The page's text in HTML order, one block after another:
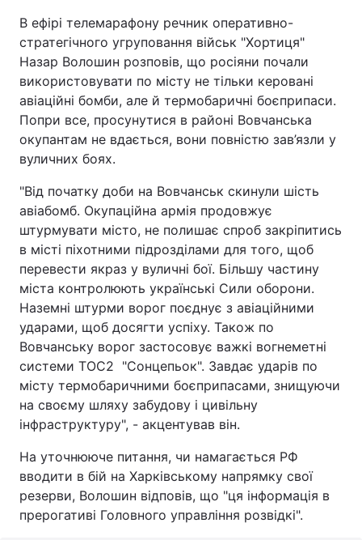
В ефірі телемарафону речник оперативно-
стратегічного угруповання військ "Хортиця"
Назар Волошин розповів, що росіяни почали
використовувати по місту не тільки керовані
авіаційні бомби, але й термобаричні боєприпаси.
Попри все, просунутися в районі Вовчанська
окупантам не вдається, вони повністю зав’язли у
вуличних боях.
"Від початку доби на Вовчанськ скинули шість
авіабомб. Окупаційна армія продовжує
штурмувати місто, не полишає спроб закріпитись
в місті піхотними підрозділами для того, щоб
перевести якраз у вуличні бої. Більшу частину
міста контролюють українські Сили оборони.
Наземні штурми ворог поєднує з авіаційними
ударами, щоб досягти успіху. Також по
Вовчанську ворог застосовує важкі вогнеметні
системи ТОС2 "Сонцепьок". Завдає ударів по
місту термобаричними боєприпасами, знищуючи
на своєму шляху забудову і цивільну
інфраструктуру", - акцентував він.
На уточнююче питання, чи намагається РФ
вводити в бій на Харківському напрямку свої
резерви, Волошин відповів, що "ця інформація в
прерогативі Головного управління розвідкі".